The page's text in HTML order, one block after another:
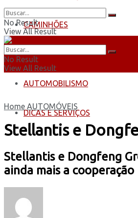
CAMINHÕES
ÔNIBUS
AUTOMOBILISMO
DICAS E SERVIÇOS
No Result
View All Result
No Result
View All Result
Home AUTOMÓVEIS
Stellantis e
Stellantis e Dongfeng
ainda mais a cooperação